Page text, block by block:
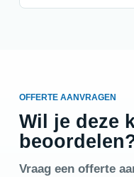
OFFERTE AANVRAGEN
Wil je deze
Vraag een offerte